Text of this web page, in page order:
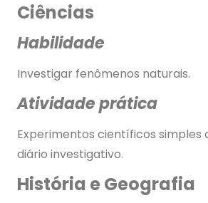
Ciências
Habilidade
Investigar fenômenos naturais.
Atividade prática
Experimentos científicos simples
diário investigativo.
História e Geografia